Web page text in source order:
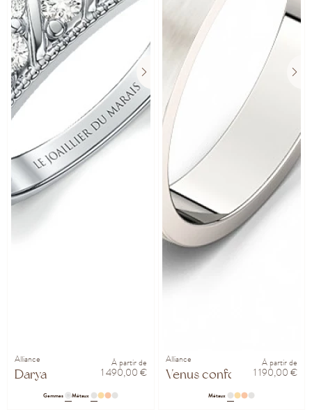
Alliance
Darya
À partir de
1 490,00 €
Gemmes Métaux
Alliance
Venus confort 4mm
À partir de
1 190,00 €
Métaux